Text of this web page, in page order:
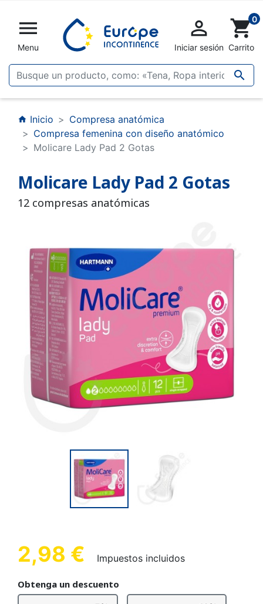

Menu


Iniciar sesión
shopping_cart0
Carrito
home Inicio
Compresa anatómica
Compresa femenina con diseño anatómico
Molicare Lady Pad 2 Gotas
Molicare Lady Pad 2 Gotas
12 compresas anatómicas
2,98 € Impuestos incluidos
Obtenga un descuento